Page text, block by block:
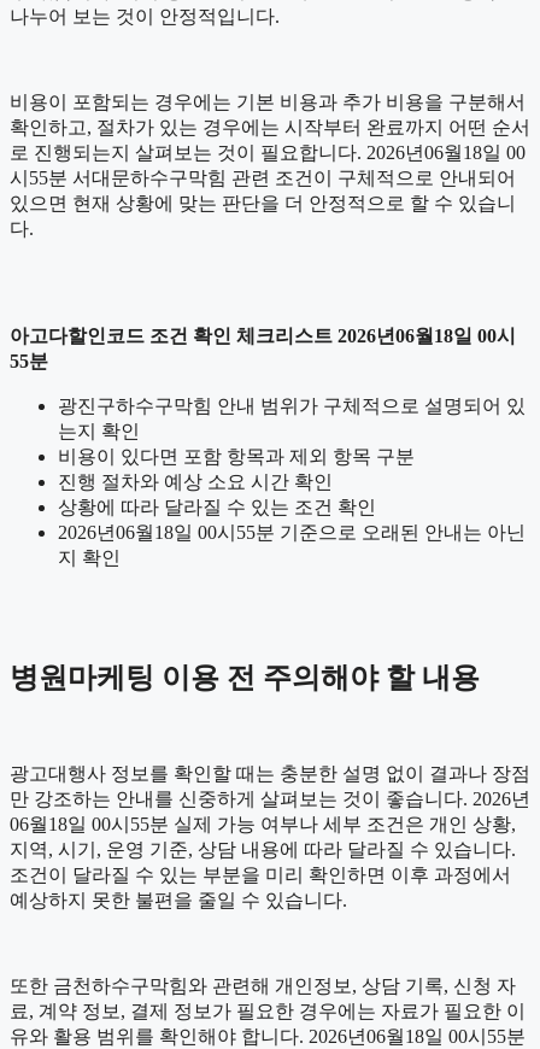
나누어 보는 것이 안정적입니다.
비용이 포함되는 경우에는 기본 비용과 추가 비용을 구분해서
확인하고, 절차가 있는 경우에는 시작부터 완료까지 어떤 순서
로 진행되는지 살펴보는 것이 필요합니다. 2026년06월18일 00
시55분 서대문하수구막힘 관련 조건이 구체적으로 안내되어
있으면 현재 상황에 맞는 판단을 더 안정적으로 할 수 있습니
다.
아고다할인코드 조건 확인 체크리스트 2026년06월18일 00시
55분
광진구하수구막힘 안내 범위가 구체적으로 설명되어 있
는지 확인
비용이 있다면 포함 항목과 제외 항목 구분
진행 절차와 예상 소요 시간 확인
상황에 따라 달라질 수 있는 조건 확인
2026년06월18일 00시55분 기준으로 오래된 안내는 아닌
지 확인
병원마케팅 이용 전 주의해야 할 내용
광고대행사 정보를 확인할 때는 충분한 설명 없이 결과나 장점
만 강조하는 안내를 신중하게 살펴보는 것이 좋습니다. 2026년
06월18일 00시55분 실제 가능 여부나 세부 조건은 개인 상황,
지역, 시기, 운영 기준, 상담 내용에 따라 달라질 수 있습니다.
조건이 달라질 수 있는 부분을 미리 확인하면 이후 과정에서
예상하지 못한 불편을 줄일 수 있습니다.
또한 금천하수구막힘와 관련해 개인정보, 상담 기록, 신청 자
료, 계약 정보, 결제 정보가 필요한 경우에는 자료가 필요한 이
유와 활용 범위를 확인해야 합니다. 2026년06월18일 00시55분